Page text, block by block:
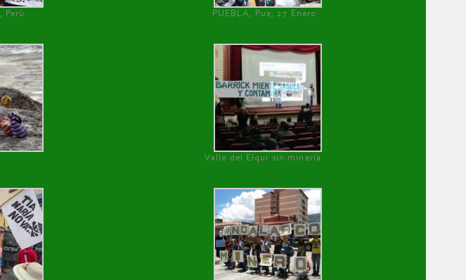
Perú PUEBLA, Pue, 27 Enero
Valle del Elqui sin minería.